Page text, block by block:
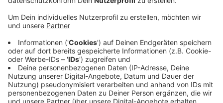
Noch nicht an der Kapazitätsgrenze
Anzeige
Immer mehr Menschen liegen in den Krankenhäusern
und einige müssen auch beatmet werden. Aber wir sind